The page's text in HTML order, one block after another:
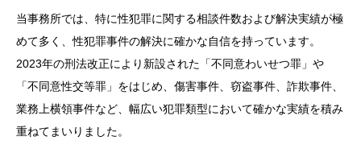
当事務所では、特に性犯罪に関する相談件数および解決実績が極
めて多く、性犯罪事件の解決に確かな自信を持っています。
2023年の刑法改正により新設された「不同意わいせつ罪」や
「不同意性交等罪」をはじめ、傷害事件、窃盗事件、詐欺事件、
業務上横領事件など、幅広い犯罪類型において確かな実績を積み
重ねてまいりました。
刑事事件は何よりも早期解決・スピードが命です。
当事務所では、急な逮捕によって身柄を拘束されてしまった方の
ために、ご連絡をいただいた当日の「即日面会（接見）」を徹底
して心がけています。
また、逮捕後の身柄拘束が続くのを防ぐため、検察官による勾留
請求に対して勾留却下を求める手続きなど、早期釈放のための弁
弁護士業務は多岐にわたるため、事務所によっては刑事事件を日
常的に取り扱っていない弁護士も少なくありません。
しかし、スピードと専門的な判断が求められる刑事事件において
は、「これまでにどのような事件を解決してきたか」という実績
と経験が極めて重要です。当事務所には、日々刑事事件に注力し
ている実績豊富な弁護士が在籍しています。
み
当事務所は、これまで多数の少年事件を解決しており、少年事件
の解決実績も豊富です。
少年の将来を守るためには、単に処分を軽くするだけでなく、少
年の更生をご本人と一緒に考え、二度と同じ過ちを繰り返さない
ために家族との連携、学校や職場への復帰調整などの環境整備を